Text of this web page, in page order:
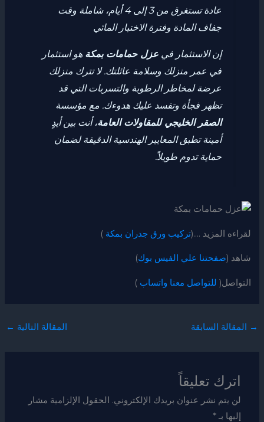
عادة تستغرق من 3 إلى 4 أيام، شاملة وقت
جفاف المادة وفترة الاختبار المائي
إن الاستثمار في عزل حمامات بمكة هو استثمار
في عمر منزلك وسلامة عائلتك. لا تترك منزلك
عرضة لمخاطر الرطوبة والتسربات التي قد
تظهر فجأة وتفسد عليك هدوءك. مع مؤسسة
الصقر الخليجي للمقاولات العامة، أنت بين أيدٍ
أمينة تطبق المعايير الهندسية الدقيقة لضمان
حماية تدوم طويلاً.
لقراءه المزيد ….(تركيب ورق جدران بمكة )
شاهد (صفحتنا علي الفيس بوك)
التواصل( للتواصل معنا واتساب )
→ المقالة السابقة المقالة التالية ←
اترك تعليقاً
لن يتم نشر عنوان بريدك الإلكتروني. الحقول الإلزامية مشار
إليها بـ*